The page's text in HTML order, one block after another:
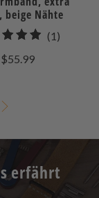
beige Nähte
(1)
$55.99
erfährt